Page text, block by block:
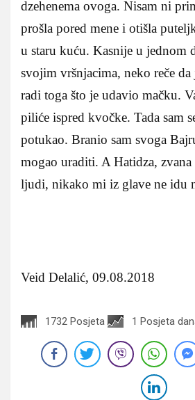
dzehenema ovoga. Nisam ni
prošla pored mene i otišla
u staru kuću. Kasnije u jednom
svojim vršnjacima, neko reče
radi toga što je udavio mačku.
piliće ispred kvočke. Tada sam
potukao. Branio sam svoga
mogao uraditi. A Hatidza,
ljudi, nikako mi iz glave ne idu
Veid Delalić, 09.08.2018
1732 Posjeta 1 Posjeta